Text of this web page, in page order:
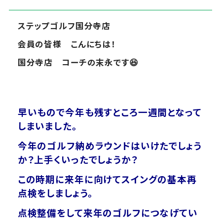
ステップゴルフ国分寺店
会員の皆様 こんにちは！
国分寺店 コーチの末永です😆
早いもので今年も残すところ一週間となって
しまいました。
今年のゴルフ納めラウンドはいけたでしょう
か？上手くいったでしょうか？
この時期に来年に向けてスイングの基本再
点検をしましょう。
点検整備をして来年のゴルフにつなげてい